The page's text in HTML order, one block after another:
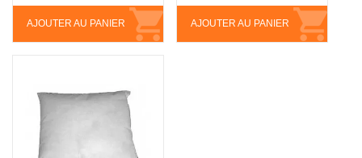
AJOUTER AU PANIER AJOUTER AU PANIER